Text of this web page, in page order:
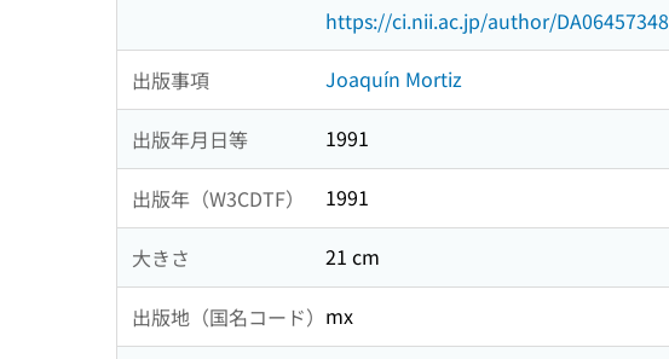
https://ci.nii.ac.jp/author/DA06457348
出版事項 Joaquín Mortiz
出版年月日等 1991
出版年（W3CDTF） 1991
大きさ 21 cm
出版地（国名コード） mx